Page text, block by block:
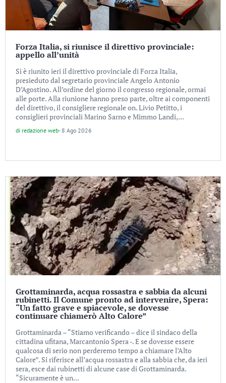
Forza Italia, si riunisce il direttivo provinciale:
appello all’unità
Si è riunito ieri il direttivo provinciale di Forza Italia,
presieduto dal segretario provinciale Angelo Antonio
D’Agostino. All’ordine del giorno il congresso regionale, ormai
alle porte. Alla riunione hanno preso parte, oltre ai componenti
del direttivo, il consigliere regionale on. Livio Petitto, i
consiglieri provinciali Marino Sarno e Mimmo Landi,...
di redazione web- 8 Ago 2026
Grottaminarda, acqua rossastra e sabbia da alcuni
rubinetti. Il Comune pronto ad intervenire, Spera:
“Un fatto grave e spiacevole, se dovesse
continuare chiamerò Alto Calore”
Grottaminarda – “Stiamo verificando – dice il sindaco della
cittadina ufitana, Marcantonio Spera -. E se dovesse essere
qualcosa di serio non perderemo tempo a chiamare l’Alto
Calore”. Si riferisce all’acqua rossastra e alla sabbia che, da ieri
sera, esce dai rubinetti di alcune case di Grottaminarda.
“Sicuramente è un...